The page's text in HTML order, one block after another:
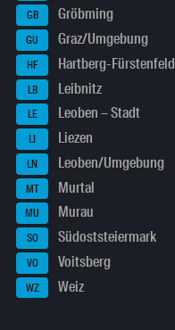
GB Gröbming
GU Graz/Umgebung
HF Hartberg-Fürstenfeld
LB Leibnitz
LE Leoben – Stadt
LI Liezen
LN Leoben/Umgebung
MT Murtal
MU Murau
SO Südoststeiermark
VO Voitsberg
WZ Weiz